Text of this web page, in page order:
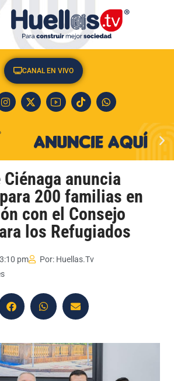
CANAL EN VIVO
anuncia
200 familias en
con el Consejo
los Refugiados
3:10 pm Por: Huellas.Tv